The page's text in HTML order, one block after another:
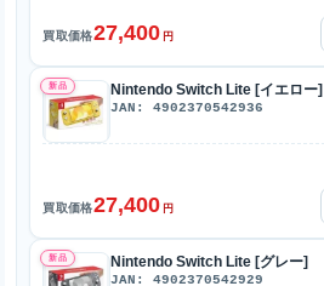
買取価格27,400 円
新品 Nintendo Switch Lite [イエロー]
JAN: 4902370542936
買取価格27,400 円
新品 Nintendo Switch Lite [グレー]
JAN: 4902370542929